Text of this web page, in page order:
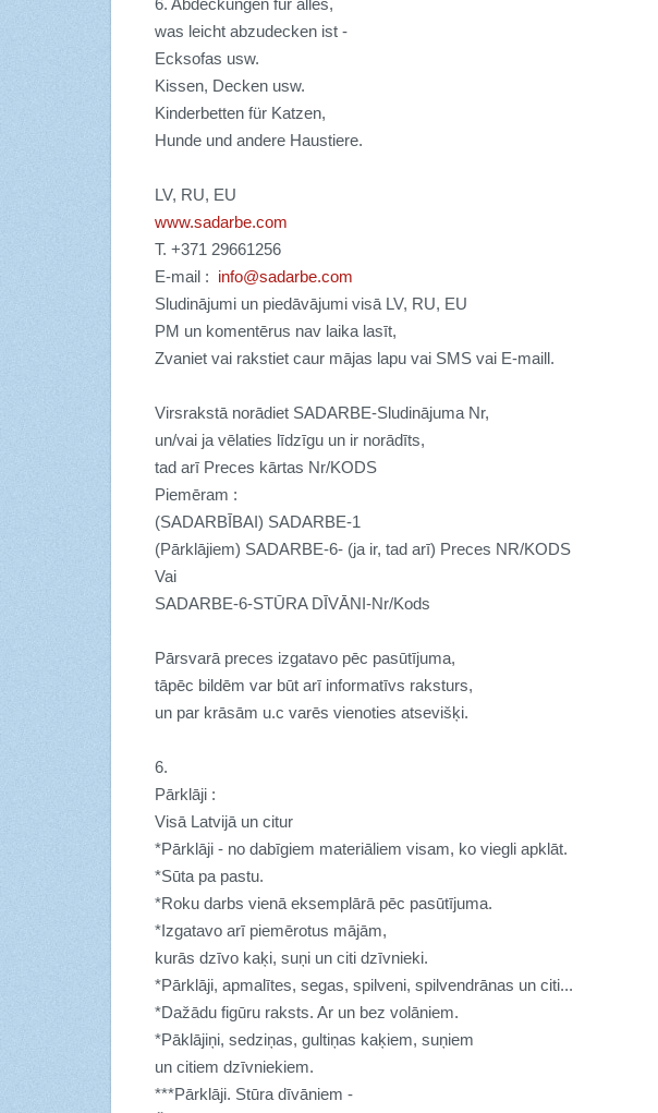
6. Abdeckungen für alles,
was leicht abzudecken ist -
Ecksofas usw.
Kissen, Decken usw.
Kinderbetten für Katzen,
Hunde und andere Haustiere.
LV, RU, EU
www.sadarbe.com
T. +371 29661256
E-mail : info@sadarbe.com
Sludinājumi un piedāvājumi visā LV, RU, EU
PM un komentērus nav laika lasīt,
Zvaniet vai rakstiet caur mājas lapu vai SMS vai E-maill.
Virsrakstā norādiet SADARBE-Sludinājuma Nr,
un/vai ja vēlaties līdzīgu un ir norādīts,
tad arī Preces kārtas Nr/KODS
Piemēram :
(SADARBĪBAI) SADARBE-1
(Pārklājiem) SADARBE-6- (ja ir, tad arī) Preces NR/KODS
Vai
SADARBE-6-STŪRA DĪVĀNI-Nr/Kods
Pārsvarā preces izgatavo pēc pasūtījuma,
tāpēc bildēm var būt arī informatīvs raksturs,
un par krāsām u.c varēs vienoties atsevišķi.
6.
Pārklāji :
Visā Latvijā un citur
*Pārklāji - no dabīgiem materiāliem visam, ko viegli apklāt.
*Sūta pa pastu.
*Roku darbs vienā eksemplārā pēc pasūtījuma.
*Izgatavo arī piemērotus mājām,
kurās dzīvo kaķi, suņi un citi dzīvnieki.
*Pārklāji, apmalītes, segas, spilveni, spilvendrānas un citi...
*Dažādu figūru raksts. Ar un bez volāniem.
*Pāklājiņi, sedziņas, gultiņas kaķiem, suņiem
un citiem dzīvniekiem.
***Pārklāji. Stūra dīvāniem -